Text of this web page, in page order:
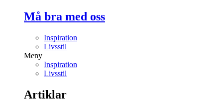
Må bra med oss
Inspiration
Livsstil
Meny
Inspiration
Livsstil
Artiklar